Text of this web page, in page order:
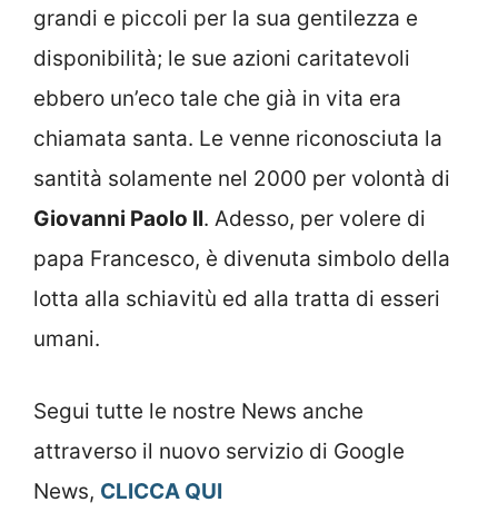
grandi e piccoli per la sua gentilezza e
disponibilità; le sue azioni caritatevoli
ebbero un’eco tale che già in vita era
chiamata santa. Le venne riconosciuta la
santità solamente nel 2000 per volontà di
Giovanni Paolo II. Adesso, per volere di
papa Francesco, è divenuta simbolo della
lotta alla schiavitù ed alla tratta di esseri
umani.
Segui tutte le nostre News anche
attraverso il nuovo servizio di Google
News, CLICCA QUI